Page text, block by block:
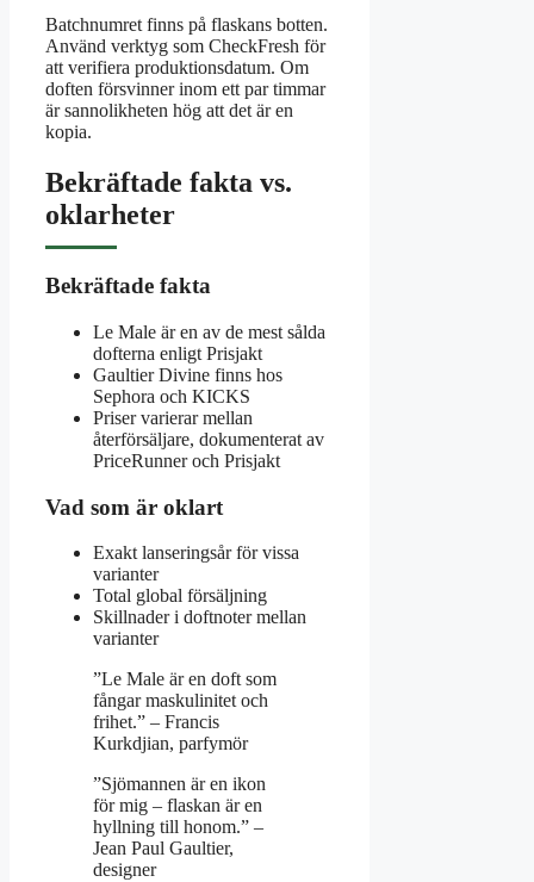
Batchnumret finns på flaskans botten.
Använd verktyg som CheckFresh för
att verifiera produktionsdatum. Om
doften försvinner inom ett par timmar
är sannolikheten hög att det är en
kopia.
Bekräftade fakta vs.
oklarheter
Bekräftade fakta
Le Male är en av de mest sålda
dofterna enligt Prisjakt
Gaultier Divine finns hos
Sephora och KICKS
Priser varierar mellan
återförsäljare, dokumenterat av
PriceRunner och Prisjakt
Vad som är oklart
Exakt lanseringsår för vissa
varianter
Total global försäljning
Skillnader i doftnoter mellan
varianter
”Le Male är en doft som
fångar maskulinitet och
frihet.” – Francis
Kurkdjian, parfymör
”Sjömannen är en ikon
för mig – flaskan är en
hyllning till honom.” –
Jean Paul Gaultier,
designer